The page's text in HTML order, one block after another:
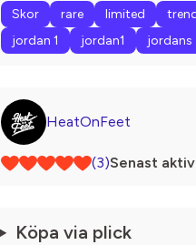
Skor rare limited
jordan 1
jordan1 jordans
HeatOnFeet
(3)Senast
Köpa via plick